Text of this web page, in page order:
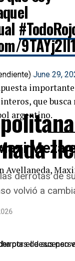
June 29,
que
argentino.
Meza
Avellaneda,
derrotas de
volvió a